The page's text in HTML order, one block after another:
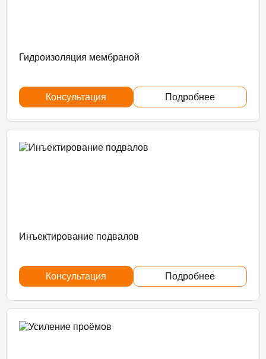
Гидроизоляция мембраной
Консультация Подробнее
Инъектирование подвалов
Консультация Подробнее